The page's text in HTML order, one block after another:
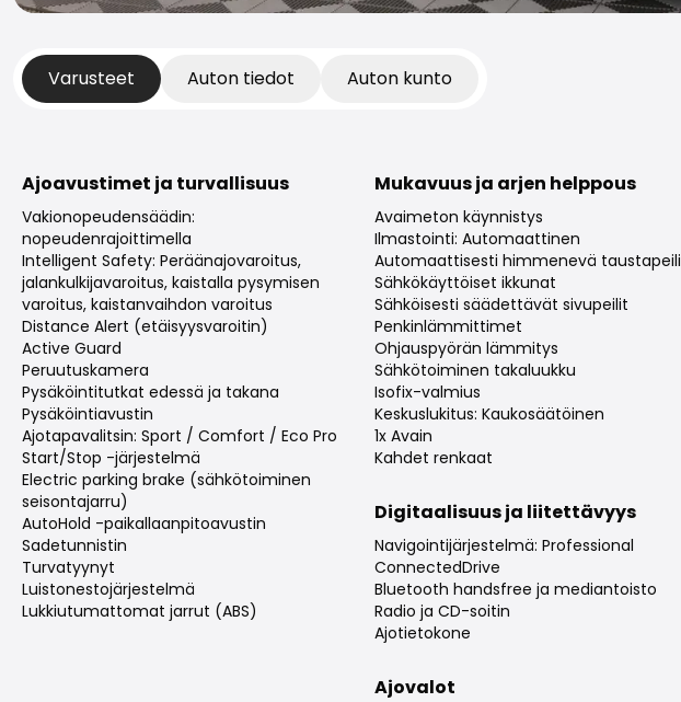
Varusteet Auton tiedot Auton kunto
Ajoavustimet ja turvallisuus
Vakionopeudensäädin:
nopeudenrajoittimella
Intelligent Safety: Peräänajovaroitus,
jalankulkijavaroitus, kaistalla pysymisen
varoitus, kaistanvaihdon varoitus
Distance Alert (etäisyysvaroitin)
Active Guard
Peruutuskamera
Pysäköintitutkat edessä ja takana
Pysäköintiavustin
Ajotapavalitsin: Sport / Comfort / Eco Pro
Start/Stop -järjestelmä
Electric parking brake (sähkötoiminen
seisontajarru)
AutoHold -paikallaanpitoavustin
Sadetunnistin
Turvatyynyt
Luistonestojärjestelmä
Lukkiutumattomat jarrut (ABS)
Mukavuus ja arjen helppous
Avaimeton käynnistys
Ilmastointi: Automaattinen
Automaattisesti himmenevä taustapeili
Sähkökäyttöiset ikkunat
Sähköisesti säädettävät sivupeilit
Penkinlämmittimet
Ohjauspyörän lämmitys
Sähkötoiminen takaluukku
Isofix-valmius
Keskuslukitus: Kaukosäätöinen
1x Avain
Kahdet renkaat
Digitaalisuus ja liitettävyys
Navigointijärjestelmä: Professional
ConnectedDrive
Bluetooth handsfree ja mediantoisto
Radio ja CD-soitin
Ajotietokone
Ajovalot